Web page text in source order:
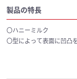
製品の特長
〇ハニーミルク
〇型によって表面に凹凸